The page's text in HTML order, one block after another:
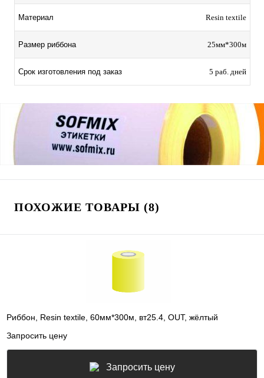
Материал Resin textile
Размер риббона 25мм*300м
Срок изготовления под заказ 5 раб. дней
ПОХОЖИЕ ТОВАРЫ (8)
Риббон, Resin textile, 60мм*300м, вт25.4, OUT, жёлтый
Запросить цену
Запросить цену